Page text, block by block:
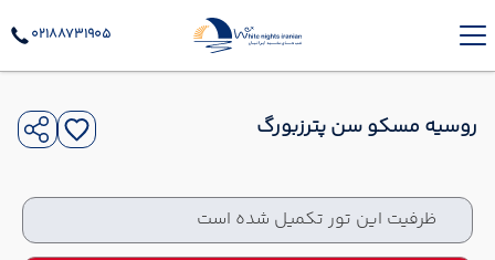
02188731905
روسیه مسکو سن پترزبورگ
ظرفیت این تور تکمیل شده است